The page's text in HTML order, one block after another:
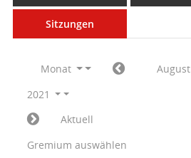
Sitzungen
Monat
August
2021
Aktuell
Gremium auswählen